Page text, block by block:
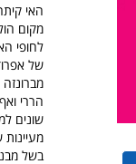
האי
מקום
לחופי
של
הררי
שונים
בשל